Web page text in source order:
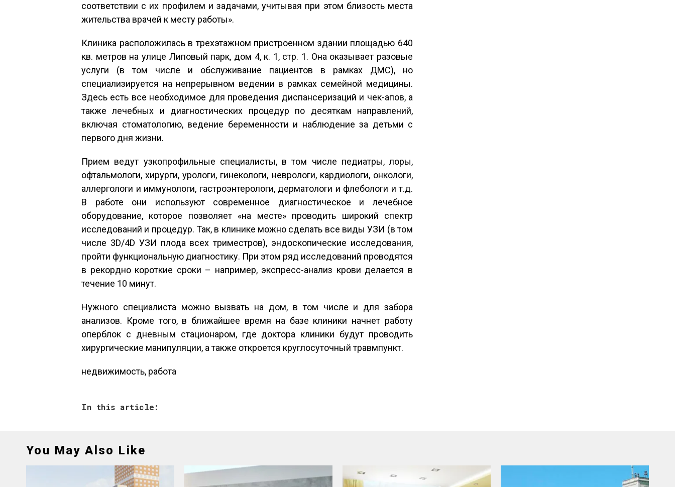
соответствии с их профилем и задачами, учитывая при этом близость места
жительства врачей к месту работы».
Клиника расположилась в трехэтажном пристроенном здании площадью 640
кв. метров на улице Липовый парк, дом 4, к. 1, стр. 1. Она оказывает разовые
услуги (в том числе и обслуживание пациентов в рамках ДМС), но
специализируется на непрерывном ведении в рамках семейной медицины.
Здесь есть все необходимое для проведения диспансеризаций и чек-апов, а
также лечебных и диагностических процедур по десяткам направлений,
включая стоматологию, ведение беременности и наблюдение за детьми с
первого дня жизни.
Прием ведут узкопрофильные специалисты, в том числе педиатры, лоры,
офтальмологи, хирурги, урологи, гинекологи, неврологи, кардиологи, онкологи,
аллергологи и иммунологи, гастроэнтерологи, дерматологи и флебологи и т.д.
В работе они используют современное диагностическое и лечебное
оборудование, которое позволяет «на месте» проводить широкий спектр
исследований и процедур. Так, в клинике можно сделать все виды УЗИ (в том
числе 3D/4D УЗИ плода всех триместров), эндоскопические исследования,
пройти функциональную диагностику. При этом ряд исследований проводятся
в рекордно короткие сроки – например, экспресс-анализ крови делается в
течение 10 минут.
Нужного специалиста можно вызвать на дом, в том числе и для забора
анализов. Кроме того, в ближайшее время на базе клиники начнет работу
оперблок с дневным стационаром, где доктора клиники будут проводить
хирургические манипуляции, а также откроется круглосуточный травмпункт.
недвижимость, работа
In this article:
You May Also Like